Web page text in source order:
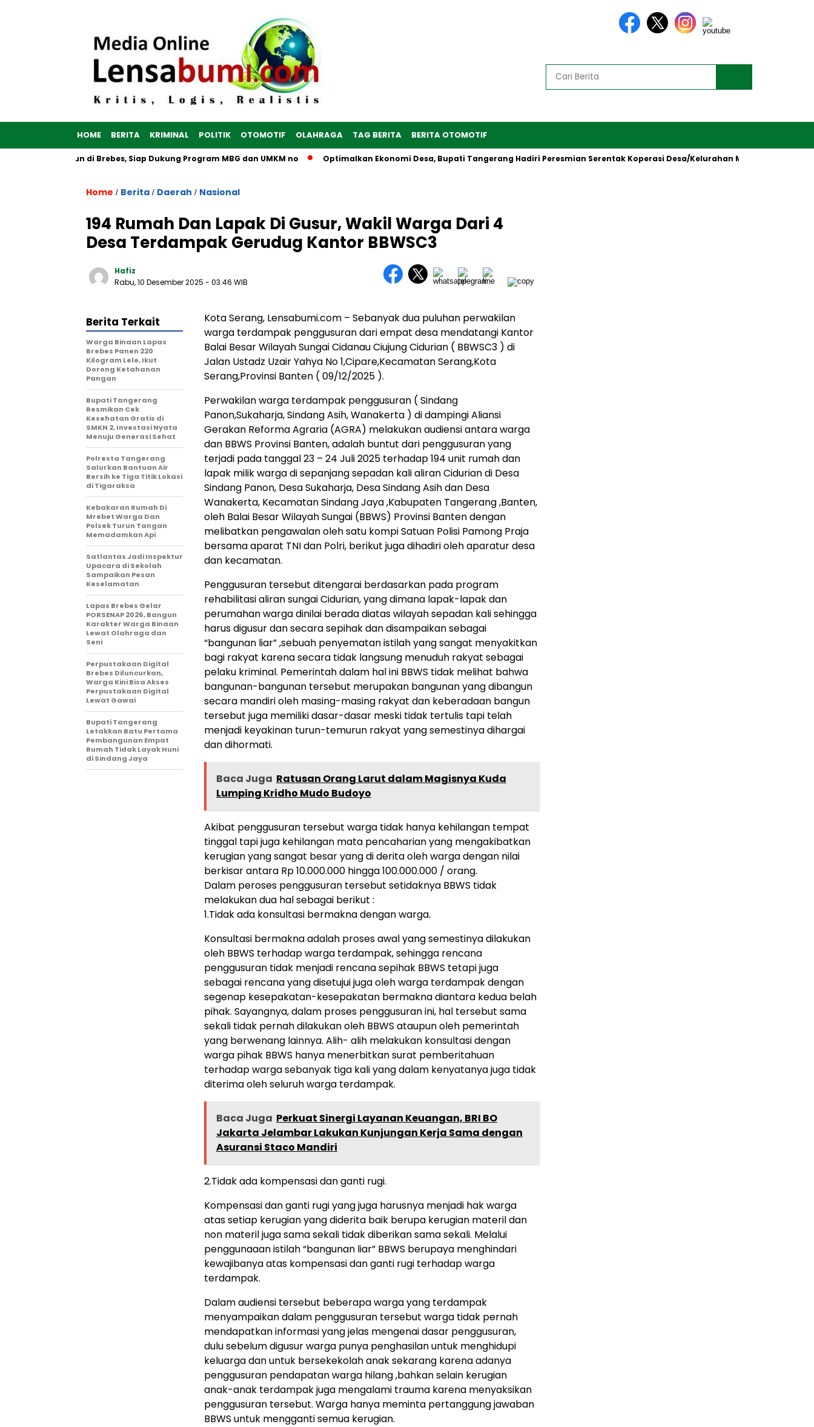
HOME BERITA KRIMINAL POLITIK OTOMOTIF OLAHRAGA TAG BERITA BERITA OTOMOTIF
Putih Dibangun di Brebes, Siap Dukung Program MBG dan UMKM no Optimalkan Ekonomi Desa, Bupati Tangerang Hadiri Peresmian Serentak Koperasi Desa/Kelurahan Merah Putih oleh
Home / Berita / Daerah / Nasional
194 Rumah Dan Lapak Di Gusur, Wakil Warga Dari 4
Desa Terdampak Gerudug Kantor BBWSC3
Hafiz
Rabu, 10 Desember 2025 - 03:46 WIB
Kota Serang, Lensabumi.com – Sebanyak dua puluhan perwakilan
warga terdampak penggusuran dari empat desa mendatangi Kantor
Balai Besar Wilayah Sungai Cidanau Ciujung Cidurian ( BBWSC3 ) di
Jalan Ustadz Uzair Yahya No 1,Cipare,Kecamatan Serang,Kota
Serang,Provinsi Banten ( 09/12/2025 ).
Perwakilan warga terdampak penggusuran ( Sindang
Panon,Sukaharja, Sindang Asih, Wanakerta ) di dampingi Aliansi
Gerakan Reforma Agraria (AGRA) melakukan audiensi antara warga
dan BBWS Provinsi Banten, adalah buntut dari penggusuran yang
terjadi pada tanggal 23 – 24 Juli 2025 terhadap 194 unit rumah dan
lapak milik warga di sepanjang sepadan kali aliran Cidurian di Desa
Sindang Panon, Desa Sukaharja, Desa Sindang Asih dan Desa
Wanakerta, Kecamatan Sindang Jaya ,Kabupaten Tangerang ,Banten,
oleh Balai Besar Wilayah Sungai (BBWS) Provinsi Banten dengan
melibatkan pengawalan oleh satu kompi Satuan Polisi Pamong Praja
bersama aparat TNI dan Polri, berikut juga dihadiri oleh aparatur desa
dan kecamatan.
Penggusuran tersebut ditengarai berdasarkan pada program
rehabilitasi aliran sungai Cidurian, yang dimana lapak-lapak dan
perumahan warga dinilai berada diatas wilayah sepadan kali sehingga
harus digusur dan secara sepihak dan disampaikan sebagai
“bangunan liar” ,sebuah penyematan istilah yang sangat menyakitkan
bagi rakyat karena secara tidak langsung menuduh rakyat sebagai
pelaku kriminal. Pemerintah dalam hal ini BBWS tidak melihat bahwa
bangunan-bangunan tersebut merupakan bangunan yang dibangun
secara mandiri oleh masing-masing rakyat dan keberadaan bangun
tersebut juga memiliki dasar-dasar meski tidak tertulis tapi telah
menjadi keyakinan turun-temurun rakyat yang semestinya dihargai
dan dihormati.
Baca Juga Ratusan Orang Larut dalam Magisnya Kuda
Lumping Kridho Mudo Budoyo
Akibat penggusuran tersebut warga tidak hanya kehilangan tempat
tinggal tapi juga kehilangan mata pencaharian yang mengakibatkan
kerugian yang sangat besar yang di derita oleh warga dengan nilai
berkisar antara Rp 10.000.000 hingga 100.000.000 / orang.
Dalam peroses penggusuran tersebut setidaknya BBWS tidak
melakukan dua hal sebagai berikut :
1.Tidak ada konsultasi bermakna dengan warga.
Konsultasi bermakna adalah proses awal yang semestinya dilakukan
oleh BBWS terhadap warga terdampak, sehingga rencana
penggusuran tidak menjadi rencana sepihak BBWS tetapi juga
sebagai rencana yang disetujui juga oleh warga terdampak dengan
segenap kesepakatan-kesepakatan bermakna diantara kedua belah
pihak. Sayangnya, dalam proses penggusuran ini, hal tersebut sama
sekali tidak pernah dilakukan oleh BBWS ataupun oleh pemerintah
yang berwenang lainnya. Alih- alih melakukan konsultasi dengan
warga pihak BBWS hanya menerbitkan surat pemberitahuan
terhadap warga sebanyak tiga kali yang dalam kenyatanya juga tidak
diterima oleh seluruh warga terdampak.
Baca Juga Perkuat Sinergi Layanan Keuangan, BRI BO
Jakarta Jelambar Lakukan Kunjungan Kerja Sama dengan
Asuransi Staco Mandiri
2.Tidak ada kompensasi dan ganti rugi.
Kompensasi dan ganti rugi yang juga harusnya menjadi hak warga
atas setiap kerugian yang diderita baik berupa kerugian materil dan
non materil juga sama sekali tidak diberikan sama sekali. Melalui
penggunaaan istilah “bangunan liar” BBWS berupaya menghindari
kewajibanya atas kompensasi dan ganti rugi terhadap warga
terdampak.
Dalam audiensi tersebut beberapa warga yang terdampak
menyampaikan dalam penggusuran tersebut warga tidak pernah
mendapatkan informasi yang jelas mengenai dasar penggusuran,
dulu sebelum digusur warga punya penghasilan untuk menghidupi
keluarga dan untuk bersekekolah anak sekarang karena adanya
penggusuran pendapatan warga hilang ,bahkan selain kerugian
anak-anak terdampak juga mengalami trauma karena menyaksikan
penggusuran tersebut. Warga hanya meminta pertanggung jawaban
BBWS untuk mengganti semua kerugian.
Berita Terkait
Warga Binaan Lapas
Brebes Panen 220
Kilogram Lele, Ikut
Dorong Ketahanan
Pangan
‎Bupati Tangerang
Resmikan Cek
Kesehatan Gratis di
SMKN 2, Investasi Nyata
Menuju Generasi Sehat
Polresta Tangerang
Salurkan Bantuan Air
Bersih ke Tiga Titik Lokasi
di Tigaraksa
Kebakaran Rumah Di
Mrebet Warga Dan
Polsek Turun Tangan
Memadamkan Api
Satlantas Jadi Inspektur
Upacara di Sekolah
Sampaikan Pesan
Keselamatan
Lapas Brebes Gelar
PORSENAP 2026, Bangun
Karakter Warga Binaan
Lewat Olahraga dan
Seni
Perpustakaan Digital
Brebes Diluncurkan,
Warga Kini Bisa Akses
Perpustakaan Digital
Lewat Gawai
Bupati Tangerang
Letakkan Batu Pertama
Pembangunan Empat
Rumah Tidak Layak Huni
di Sindang Jaya